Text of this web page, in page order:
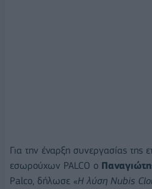
Για την έναρξη συνεργασίας της
εσωρούχων PALCO ο
Palco, δήλωσε «Η λύση Nubis